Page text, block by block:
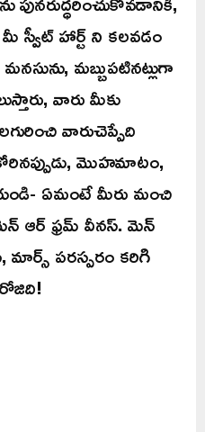
స్వీట్ హార్ట్ ని కలవడం
మబ్బుపటినట్లుగా
వారు మీకు
వారుచెప్పేది
మొహమాటం,
ఏమంటే మీరు మంచి
ఆర్ ఫ్రమ్ వీనస్. మెన్
పరస్పరం కరిగి